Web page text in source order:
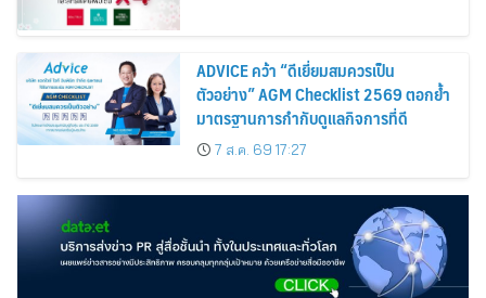
ADVICE คว้า “ดีเยี่ยมสมควรเป็น
ตัวอย่าง” AGM Checklist 2569 ตอกย้ำ
มาตรฐานการกำกับดูแลกิจการที่ดี
7 ส.ค. 69 17:27